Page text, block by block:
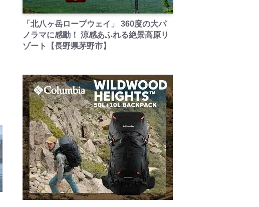
PR
「北八ヶ岳ロープウェイ」 360度の大パ
ノラマに感動！ 涼感あふれる絶景高原リ
ゾート【長野県茅野市】